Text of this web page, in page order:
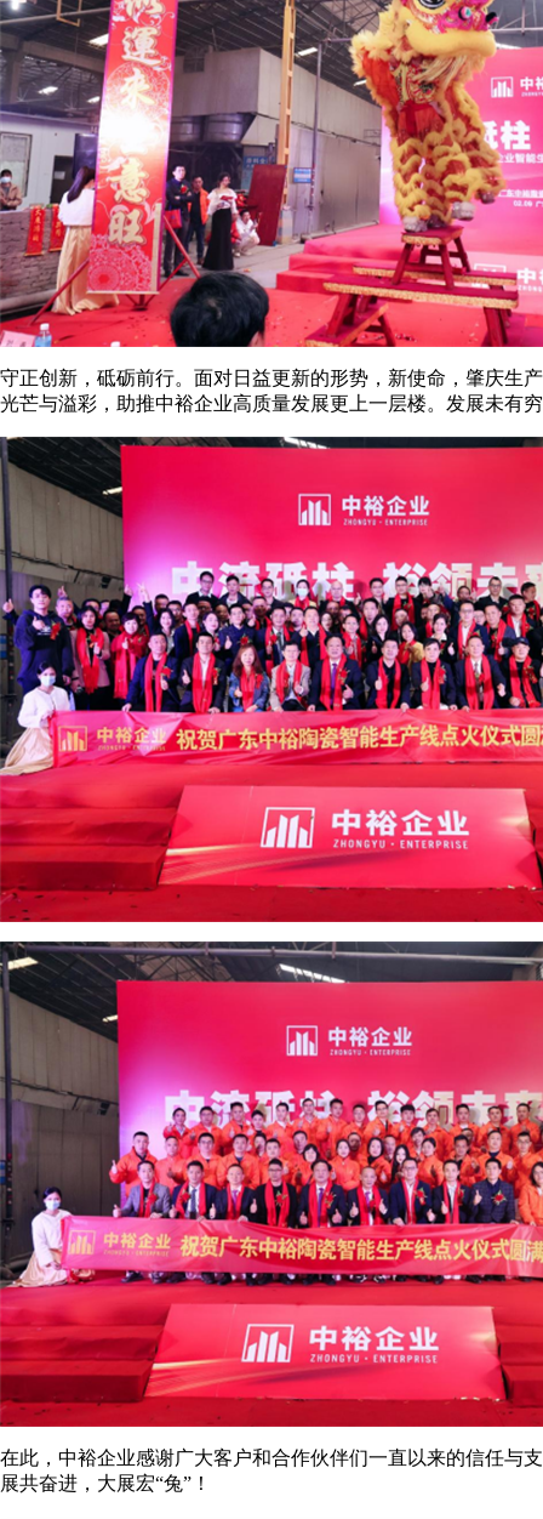
守正创新，砥砺前行。面对日益更新的形势，新使命，肇庆生
光芒与溢彩，助推中裕企业高质量发展更上一层楼。发展未有
在此，中裕企业感谢广大客户和合作伙伴们一直以来的信任与
展共奋进，大展宏“兔”！